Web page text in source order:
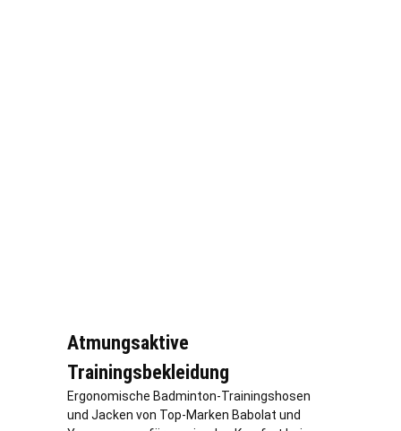
Atmungsaktive
Trainingsbekleidung
Ergonomische Badminton-Trainingshosen
und Jacken von Top-Marken Babolat und